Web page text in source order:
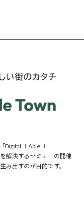
Digital ＋Able ＋
解決するセミナーの開催
み出すのが目的です。